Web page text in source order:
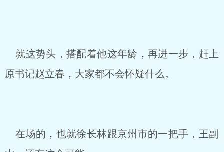
就这势头，搭配着他这年龄，再进一步，赶上
原书记赵立春，大家都不会怀疑什么。
在场的，也就徐长林跟京州市的一把手，王副